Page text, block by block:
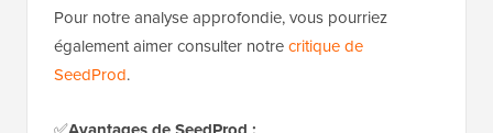
Pour notre analyse approfondie, vous pourriez
également aimer consulter notrecritique de
SeedProd.